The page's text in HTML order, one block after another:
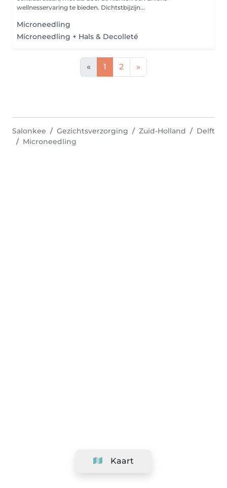
wellnesservaring te bieden. Dichtstbijzijn...
Microneedling
Microneedling + Hals & Decolleté
« 1 2 »
Kaart
Salonkee Gezichtsverzorging Zuid-Holland
Delft
Microneedling